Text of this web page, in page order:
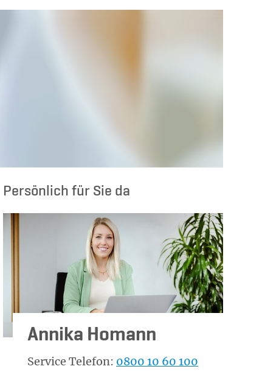
Persönlich für Sie da
Annika Homann
Service Telefon: 0800 10 60 100